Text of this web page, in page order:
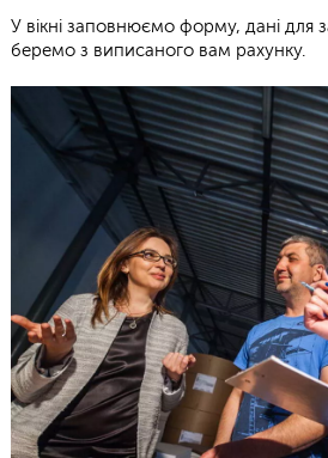
У вікні заповнюємо форму, дані для
беремо з виписаного вам рахунку.